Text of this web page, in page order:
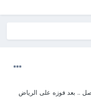
.. بعد فوزه على الرياض